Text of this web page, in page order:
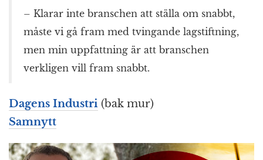
– Klarar inte branschen att ställa om snabbt,
måste vi gå fram med tvingande lagstiftning,
men min uppfattning är att branschen
verkligen vill fram snabbt.
Dagens Industri (bak mur)
Samnytt